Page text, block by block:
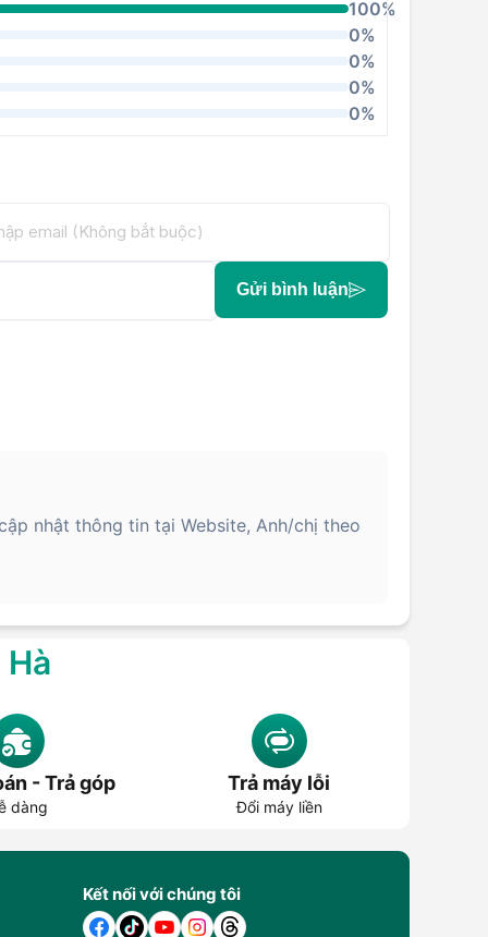
100%
0%
0%
0%
0%
Gửi bình luận
nhật thông tin tại Website, Anh/chị theo
- Trả góp
dàng
Trả máy lỗi
Đổi máy liền
Kết nối với chúng tôi